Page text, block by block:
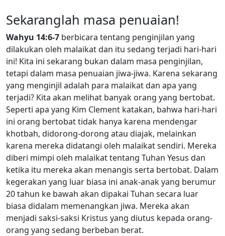
Sekaranglah masa penuaian!
Wahyu 14:6-7 berbicara tentang penginjilan yang
dilakukan oleh malaikat dan itu sedang terjadi hari-hari
ini! Kita ini sekarang bukan dalam masa penginjilan,
tetapi dalam masa penuaian jiwa-jiwa. Karena sekarang
yang menginjil adalah para malaikat dan apa yang
terjadi? Kita akan melihat banyak orang yang bertobat.
Seperti apa yang Kim Clement katakan, bahwa hari-hari
ini orang bertobat tidak hanya karena mendengar
khotbah, didorong-dorong atau diajak, melainkan
karena mereka didatangi oleh malaikat sendiri. Mereka
diberi mimpi oleh malaikat tentang Tuhan Yesus dan
ketika itu mereka akan menangis serta bertobat. Dalam
kegerakan yang luar biasa ini anak-anak yang berumur
20 tahun ke bawah akan dipakai Tuhan secara luar
biasa didalam memenangkan jiwa. Mereka akan
menjadi saksi-saksi Kristus yang diutus kepada orang-
orang yang sedang berbeban berat.